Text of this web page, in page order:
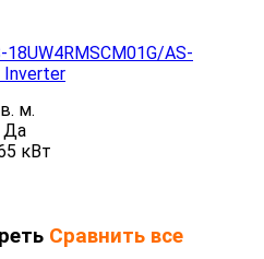
AS-
Inverter
м.
Да
кВт
Сравнить все